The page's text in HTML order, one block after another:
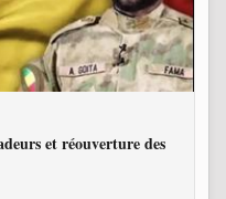
et réouverture des